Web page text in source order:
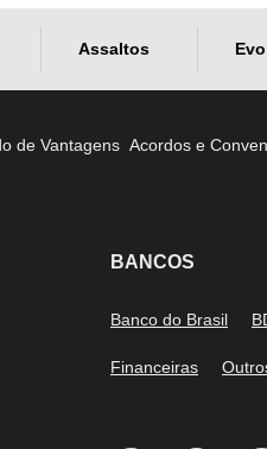
Assaltos
de Vantagens Acordos e
BANCOS
Banco do Brasil
Financeiras